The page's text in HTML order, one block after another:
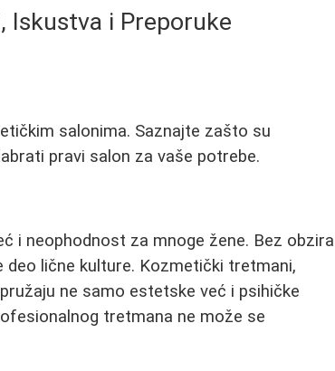
Iskustva i Preporuke
salonima. Saznajte zašto su
pravi salon za vaše potrebe.
i neophodnost za mnoge žene. Bez obzira
deo lične kulture. Kozmetički tretmani,
ne samo estetske već i psihičke
tretmana ne može se